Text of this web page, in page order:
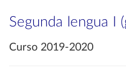
Segunda lengua I
Curso 2019-2020